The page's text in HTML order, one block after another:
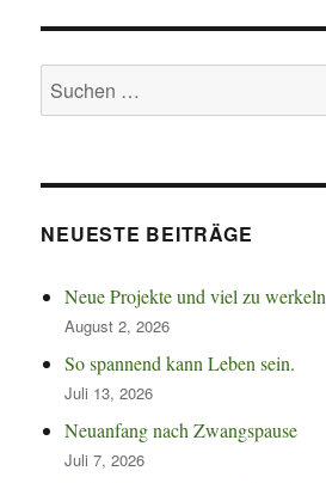
Suchen
nach:
NEUESTE BEITRÄGE
Neue Projekte und viel zu werkeln
August 2, 2026
So spannend kann Leben sein.
Juli 13, 2026
Neuanfang nach Zwangspause
Juli 7, 2026